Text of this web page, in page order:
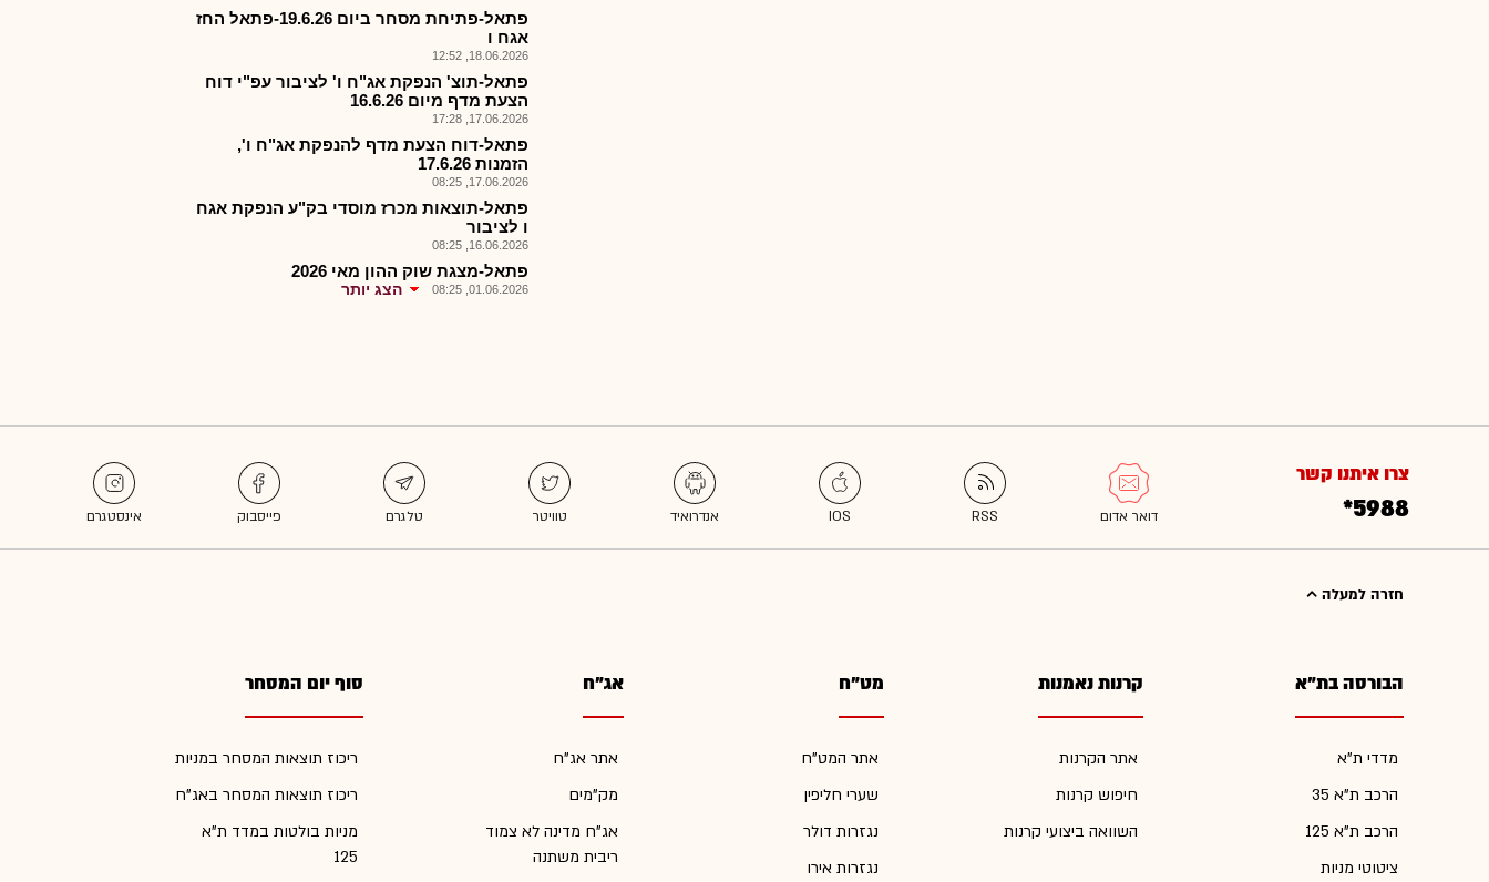
פתאל-פתיחת מסחר ביום 19.6.26-פתאל החז
אגח ו
18.06.2026, 12:52
פתאל-תוצ' הנפקת אג"ח ו' לציבור עפ"י דוח
הצעת מדף מיום 16.6.26
17.06.2026, 17:28
פתאל-דוח הצעת מדף להנפקת אג"ח ו',
הזמנות 17.6.26
17.06.2026, 08:25
פתאל-תוצאות מכרז מוסדי בק"ע הנפקת אגח
ו לציבור
16.06.2026, 08:25
פתאל-מצגת שוק ההון מאי 2026
01.06.2026, 08:25 הצג יותר
צרו איתנו קשר
*5988
חזרה למעלה
הבורסה בת"א
מדדי ת"א
הרכב ת"א 35
הרכב ת"א 125
ציטוטי מניות
קרנות נאמנות
אתר הקרנות
חיפוש קרנות
השוואה ביצועי קרנות
מט"ח
אתר המט"ח
שערי חליפין
נגזרות דולר
נגזרות אירו
אג"ח
אתר אג"ח
מק"מים
אג"ח מדינה לא צמוד
ריבית משתנה
סוף יום המסחר
ריכוז תוצאות המסחר במניות
ריכוז תוצאות המסחר באג"ח
מניות בולטות במדד ת"א
125